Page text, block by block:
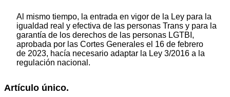
Al mismo tiempo, la entrada en vigor de la Ley para la
igualdad real y efectiva de las personas Trans y para la
garantía de los derechos de las personas LGTBI,
aprobada por las Cortes Generales el 16 de febrero
de 2023, hacía necesario adaptar la Ley 3/2016 a la
regulación nacional.
Artículo único.